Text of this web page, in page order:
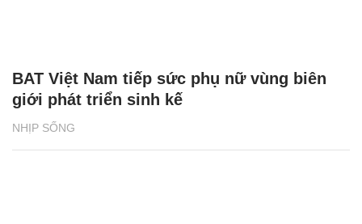
NHỊP SỐNG
BAT Việt Nam tiếp sức phụ nữ vùng biên
giới phát triển sinh kế